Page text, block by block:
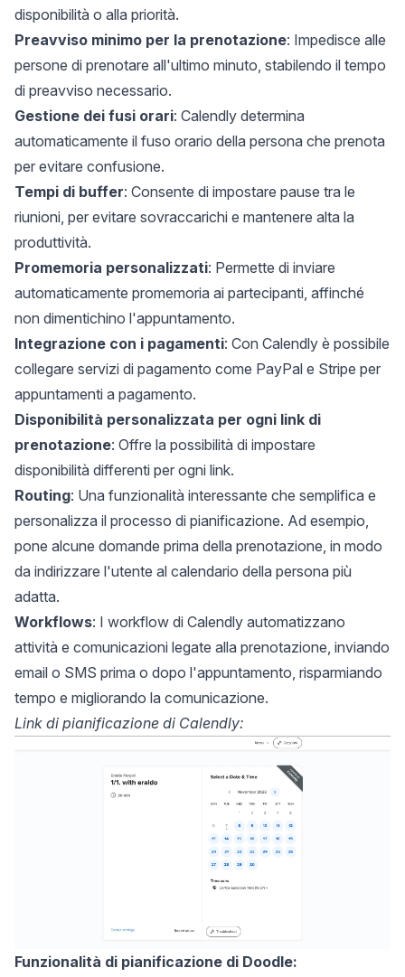
disponibilità o alla priorità.
Preavviso minimo per la prenotazione: Impedisce alle
persone di prenotare all'ultimo minuto, stabilendo il tempo
di preavviso necessario.
Gestione dei fusi orari: Calendly determina
automaticamente il fuso orario della persona che prenota
per evitare confusione.
Tempi di buffer: Consente di impostare pause tra le
riunioni, per evitare sovraccarichi e mantenere alta la
produttività.
Promemoria personalizzati: Permette di inviare
automaticamente promemoria ai partecipanti, affinché
non dimentichino l'appuntamento.
Integrazione con i pagamenti: Con Calendly è possibile
collegare servizi di pagamento come PayPal e Stripe per
appuntamenti a pagamento.
Disponibilità personalizzata per ogni link di
prenotazione: Offre la possibilità di impostare
disponibilità differenti per ogni link.
Routing: Una funzionalità interessante che semplifica e
personalizza il processo di pianificazione. Ad esempio,
pone alcune domande prima della prenotazione, in modo
da indirizzare l'utente al calendario della persona più
adatta.
Workflows: I workflow di Calendly automatizzano
attività e comunicazioni legate alla prenotazione, inviando
email o SMS prima o dopo l'appuntamento, risparmiando
tempo e migliorando la comunicazione.
Link di pianificazione di Calendly:
Funzionalità di pianificazione di Doodle: